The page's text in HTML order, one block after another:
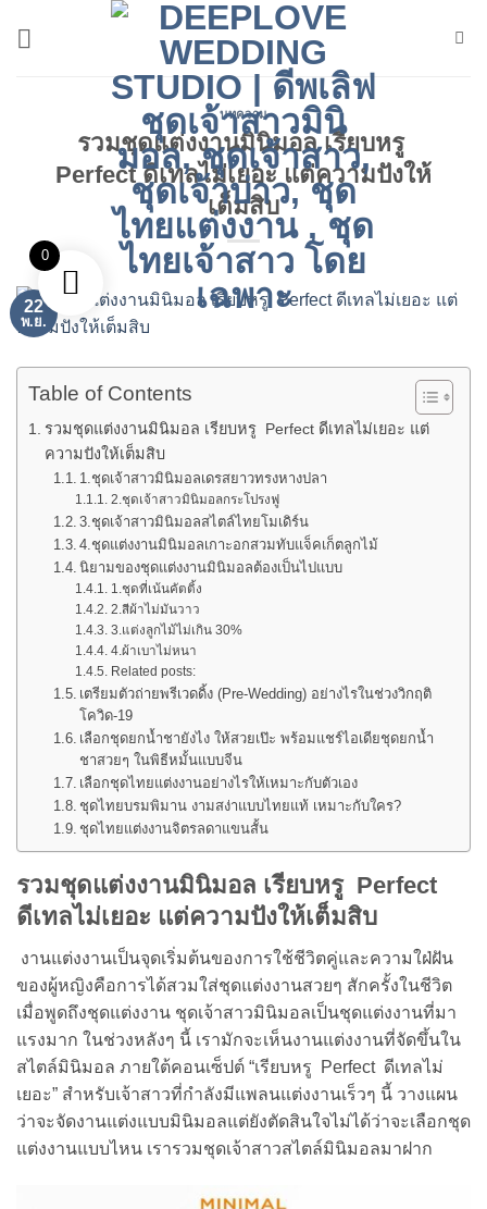
บทความ
รวมชุดแต่งงานมินิมอล เรียบหรู
Perfect ดีเทลไม่เยอะ แต่ความปังให้
เต็มสิบ
22
พ.ย.
Table of Contents
รวมชุดแต่งงานมินิมอล เรียบหรู Perfect ดีเทลไม่เยอะ แต่
ความปังให้เต็มสิบ
1.ชุดเจ้าสาวมินิมอลเดรสยาวทรงหางปลา
2.ชุดเจ้าสาวมินิมอลกระโปรงฟู
3.ชุดเจ้าสาวมินิมอลสไตล์ไทยโมเดิร์น
4.ชุดแต่งงานมินิมอลเกาะอกสวมทับแจ็คเก็ตลูกไม้
นิยามของชุดแต่งงานมินิมอลต้องเป็นไปแบบ
1.ชุดที่เน้นคัตติ้ง
2.สีผ้าไม่มันวาว
3.แต่งลูกไม้ไม่เกิน 30%
4.ผ้าเบาไม่หนา
Related posts:
เตรียมตัวถ่ายพรีเวดดิ้ง (Pre-Wedding) อย่างไรในช่วงวิกฤติ
โควิด-19
เลือกชุดยกน้ำชายังไง ให้สวยเป๊ะ พร้อมแชร์ไอเดียชุดยกน้ำ
ชาสวยๆ ในพิธีหมั้นแบบจีน
เลือกชุดไทยแต่งงานอย่างไรให้เหมาะกับตัวเอง
ชุดไทยบรมพิมาน งามสง่าแบบไทยแท้ เหมาะกับใคร?
ชุดไทยแต่งงานจิตรลดาแขนสั้น
รวมชุดแต่งงานมินิมอล เรียบหรู Perfect
ดีเทลไม่เยอะ แต่ความปังให้เต็มสิบ
งานแต่งงานเป็นจุดเริ่มต้นของการใช้ชีวิตคู่และความใฝ่ฝัน
ของผู้หญิงคือการได้สวมใส่ชุดแต่งงานสวยๆ สักครั้งในชีวิต
เมื่อพูดถึงชุดแต่งงาน ชุดเจ้าสาวมินิมอลเป็นชุดแต่งงานที่มา
แรงมาก ในช่วงหลังๆ นี้ เรามักจะเห็นงานแต่งงานที่จัดขึ้นใน
สไตล์มินิมอล ภายใต้คอนเซ็ปต์ “เรียบหรู Perfect ดีเทลไม่
เยอะ” สำหรับเจ้าสาวที่กำลังมีแพลนแต่งงานเร็วๆ นี้ วางแผน
ว่าจะจัดงานแต่งแบบมินิมอลแต่ยังตัดสินใจไม่ได้ว่าจะเลือกชุด
แต่งงานแบบไหน เรารวมชุดเจ้าสาวสไตล์มินิมอลมาฝาก
0